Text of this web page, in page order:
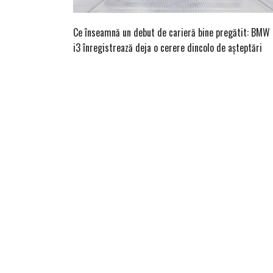
Ce înseamnă un debut de carieră bine pregătit: BMW
i3 înregistrează deja o cerere dincolo de așteptări